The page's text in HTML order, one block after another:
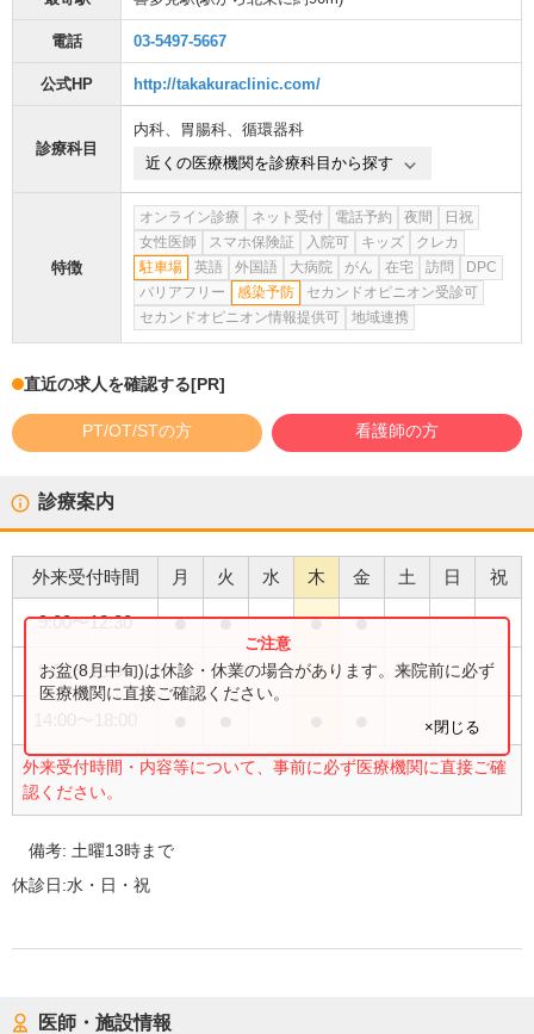
電話 03-5497-5667
公式HP http://takakuraclinic.com/
診療科目
内科、 胃腸科、 循環器科
近くの医療機関を診療科目から探す
特徴
オンライン診療 ネット受付 電話予約 夜間
日祝
女性医師
スマホ保険証 入院可 キッズ
クレカ
駐車場
英語 外国語 大病院 がん 在宅 訪問
DPC
バリアフリー
感染予防
セカンドオピニオン受診可
セカンドオピニオン情報提供可
地域連携
直近の求人を確認する[PR]
PT/OT/STの方 看護師の方
診療案内
外来受付時間 月 火 水 木 金 土 日 祝
9:00〜12:30 ● ● ● ●
9:00〜13:00 ●
外来受付時間・内容等について、事前に必ず医療機関に直接ご確
認ください。
お盆(8月中旬)は休診・休業の場合があります。来院前に必ず
医療機関に直接ご確認ください。
×閉じる
備考: 土曜13時まで
休診日:水・日・祝
医師・施設情報